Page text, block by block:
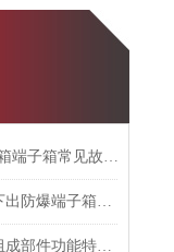
Bxj51粉尘防爆接线箱端子箱常见故障的检查与应对策略分享
一文与您分享下进下出防爆端子箱的常见故障相应解决方法
铝壳防爆分线箱各组成部件功能特点的详细介绍